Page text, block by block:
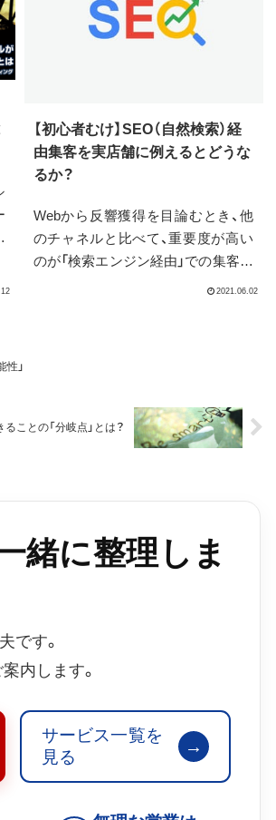
【初心者むけ】SEO（自然検索）経
由集客を実店舗に例えるとどうな
るか？
Webから反響獲得を目論むとき、他
のチャネルと比べて、重要度が高い
のが「検索エンジン経由」での集客で
」
ことの「分岐点」とは？
緒に整理しま
です。
内します。
サービス一覧を
見る
→